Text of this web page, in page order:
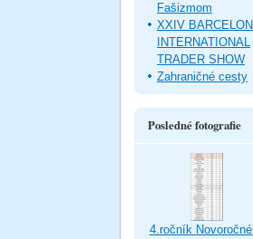
Fašizmom
XXIV
INTERNATIONAL
TRADER SHOW
Zahraničné cesty
Posledné fotografie
4.ročník